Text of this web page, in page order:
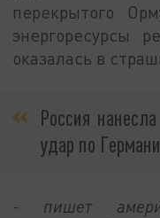
перекрытого
энергоресурсы
оказалась в
Россия
удар по
- пишет